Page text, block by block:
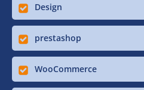
Design
prestashop
WooCommerce